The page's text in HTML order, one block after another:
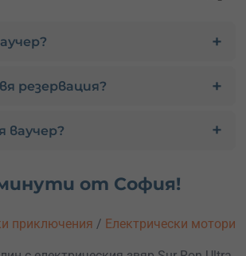
резервация?
ваучер?
от София!
приключения / Електрически мотори